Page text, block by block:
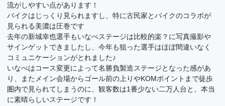
流がしやすい点があります！
バイクはじっくり見られますし、特に古民家とバイクのコラボが
見られる美濃は圧巻です
去年の新城幸也選手もいなべステージは比較的楽？に写真撮影や
サインゲットできましたし、今年も狙った選手はほぼ間違いなく
コミュニケーションがとれました♪
いなべはコース変更によって名勝負製造ステージとなった感があ
り、またメイン会場からゴール前の上りやKOMポイントまで徒歩
圏内で見られてしまうのに、観客数は1番少ない二万人台と、本当
に素晴らしいステージです！